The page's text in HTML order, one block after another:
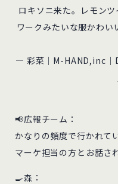
ロキソニ来た。レモン
ワークみたいな服かわい
— 彩菜｜M-HAND,inc
📢広報チーム：
かなりの頻度で行かれ
マーケ担当の方とお話
🍳森：